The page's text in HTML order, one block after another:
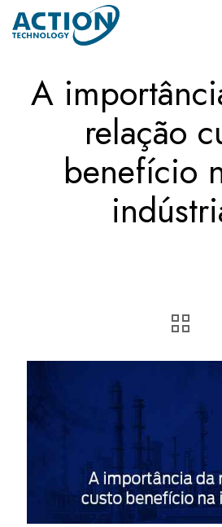
A
relação
benefício